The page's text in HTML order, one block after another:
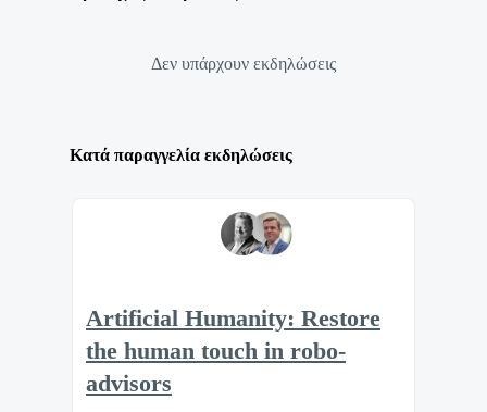
Δεν υπάρχουν εκδηλώσεις
Κατά παραγγελία εκδηλώσεις
Artificial Humanity: Restore
the human touch in robo-
advisors